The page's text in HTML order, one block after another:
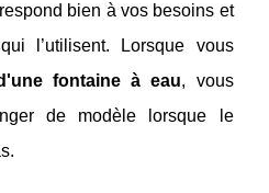
bien à vos besoins et
l’utilisent. Lorsque vous
fontaine à eau, vous
de modèle lorsque le